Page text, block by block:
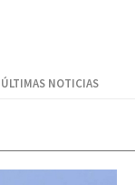
ÚLTIMAS NOTICIAS